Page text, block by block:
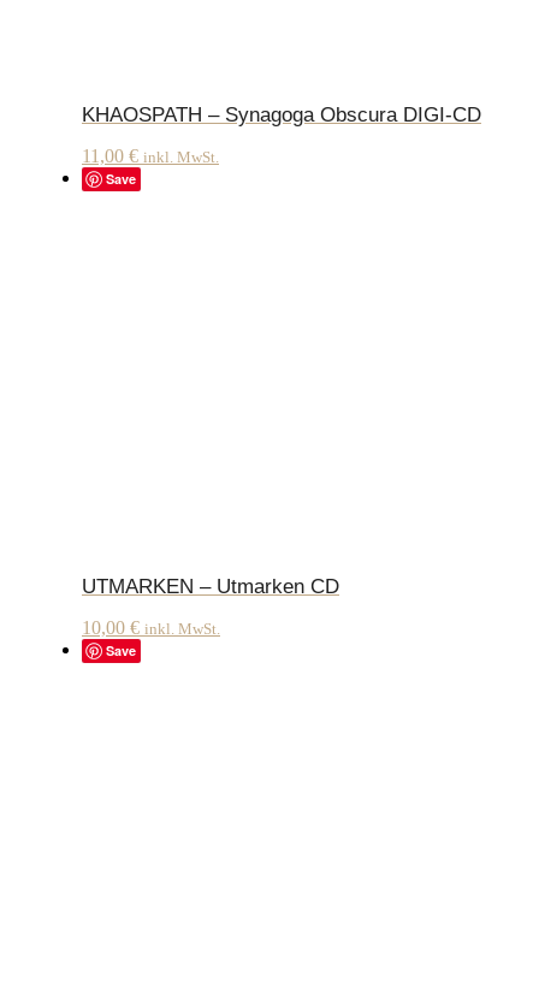
KHAOSPATH – Synagoga Obscura DIGI-CD
11,00 € inkl. MwSt.
Save
UTMARKEN – Utmarken CD
10,00 € inkl. MwSt.
Save